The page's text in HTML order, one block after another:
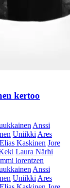
kertoo
Anssi
Uniikki Ares
Elias Kaskinen Jore
Laura Närhi
lorentzen
Anssi
Uniikki Ares